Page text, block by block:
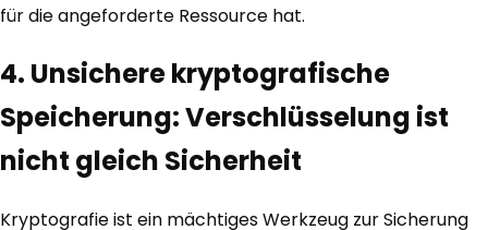
für die angeforderte Ressource hat.
4. Unsichere kryptografische
Speicherung: Verschlüsselung ist
nicht gleich Sicherheit
Kryptografie ist ein mächtiges Werkzeug zur Sicherung